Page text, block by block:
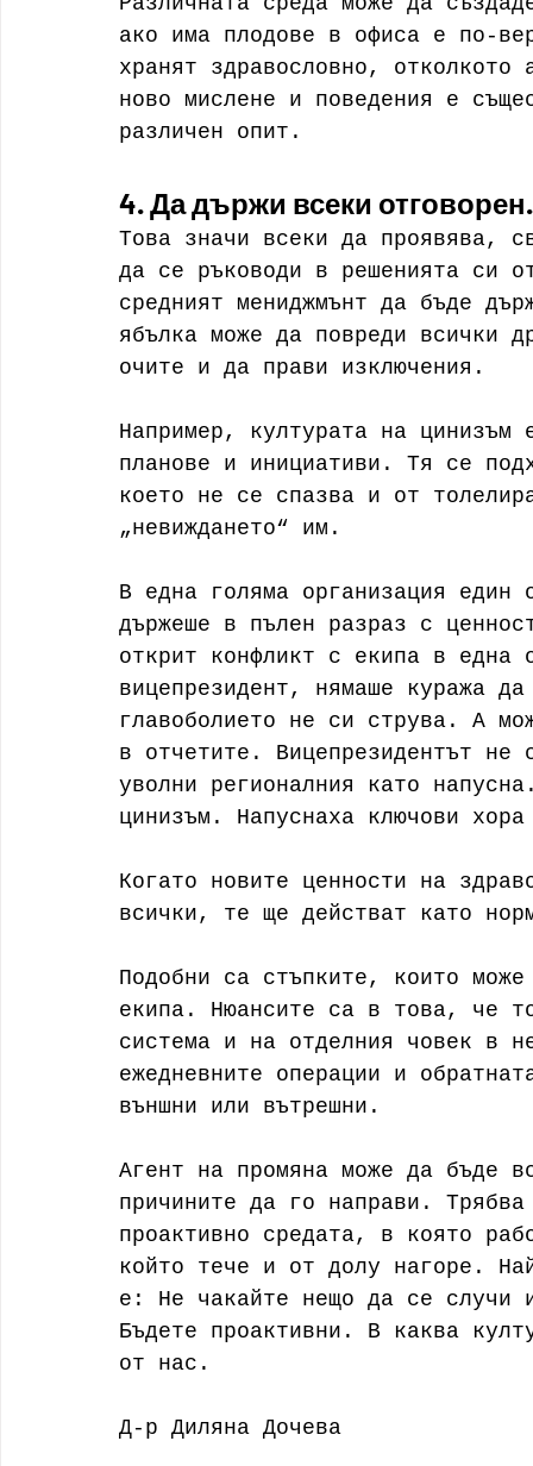
ако има плодове в офиса е по-
хранят здравословно,
ново мислене и поведения е
различен опит.
4. Да държи всеки отговорен.
Това значи всеки да проявява,
да се ръководи в решенията си
средният мениджмънт да бъде
ябълка може да повреди всички
очите и да прави изключения.
Например, културата на
планове и инициативи. Тя се
което не се спазва и от
„невиждането“ им.
В една голяма организация
държеше в пълен разраз с
открит конфликт с екипа в една
вицепрезидент, нямаше куража
главоболието не си струва. А
в отчетите. Вицепрезидентът
уволни регионалния като
цинизъм. Напуснаха ключови
Когато новите ценности на
всички, те ще действат като
Подобни са стъпките, които
екипа. Нюансите са в това, че
система и на отделния човек в
ежедневните операции и
външни или вътрешни.
Агент на промяна може да бъде
причините да го направи.
проактивно средата, в която
който тече и от долу нагоре.
е: Не чакайте нещо да се случи
Бъдете проактивни. В каква
от нас.
Д-р Диляна Дочева